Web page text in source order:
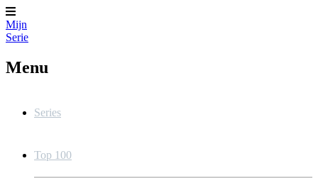
Mijn
Serie
Menu
Series
Top 100